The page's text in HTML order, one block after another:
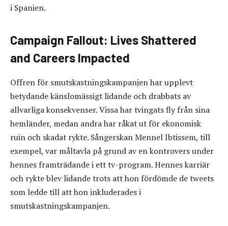
i Spanien.
Campaign Fallout: Lives Shattered
and Careers Impacted
Offren för smutskastningskampanjen har upplevt
betydande känslomässigt lidande och drabbats av
allvarliga konsekvenser. Vissa har tvingats fly från sina
hemländer, medan andra har råkat ut för ekonomisk
ruin och skadat rykte. Sångerskan Mennel Ibtissem, till
exempel, var måltavla på grund av en kontrovers under
hennes framträdande i ett tv-program. Hennes karriär
och rykte blev lidande trots att hon fördömde de tweets
som ledde till att hon inkluderades i
smutskastningskampanjen.